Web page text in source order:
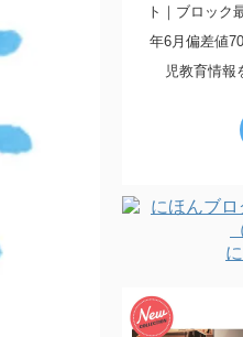
ト｜ブロック
年6月偏差値
児教育情報